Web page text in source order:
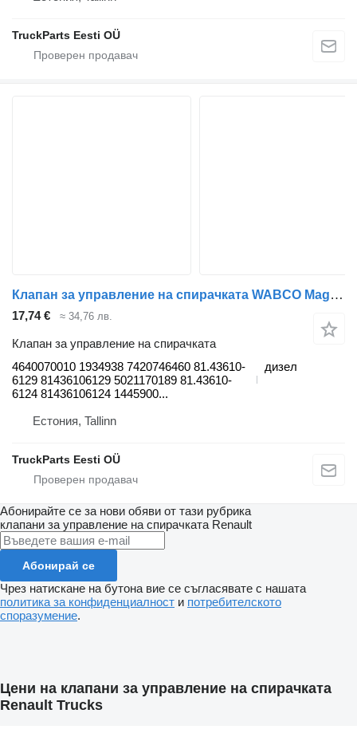
TruckParts Eesti OÜ
Клапан за управление на спирачката WABCO Magnum Dxi (01.05-12.13) 4640070010 за влекач Renault Magnum (1990-2014)
17,74 € ≈ 34,76 лв.
Клапан за управление на спирачката
4640070010 1934938 7420746460 81.43610-
6129 81436106129 5021170189 81.43610-
6124 81436106124 1445900...
дизел
Естония, Tallinn
TruckParts Eesti OÜ
Абонирайте се за нови обяви от тази рубрика
клапани за управление на спирачката Renault
Абонирай се
Чрез натискане на бутона вие се съгласявате с нашата
политика за конфиденциалност и потребителското
споразумение.
Цени на клапани за управление на спирачката
Renault Trucks